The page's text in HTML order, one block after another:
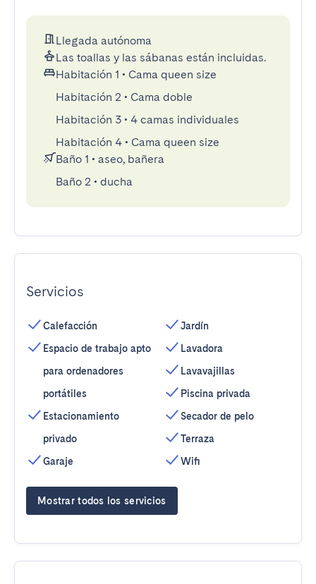
Llegada autónoma
Las toallas y las sábanas están incluidas.
Habitación 1 • Cama queen size
Habitación 2 • Cama doble
Habitación 3 • 4 camas individuales
Habitación 4 • Cama queen size
Baño 1 • aseo, bañera
Baño 2 • ducha
Servicios
Calefacción
Espacio de trabajo apto
para ordenadores
portátiles
Estacionamiento
privado
Garaje
Jardín
Lavadora
Lavavajillas
Piscina privada
Secador de pelo
Terraza
Wifi
Mostrar todos los servicios